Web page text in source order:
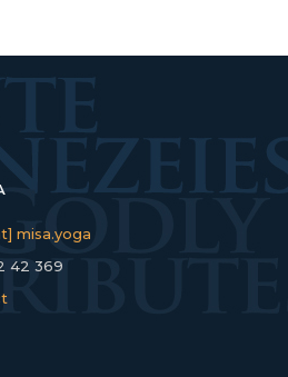
misa.yoga
42 369